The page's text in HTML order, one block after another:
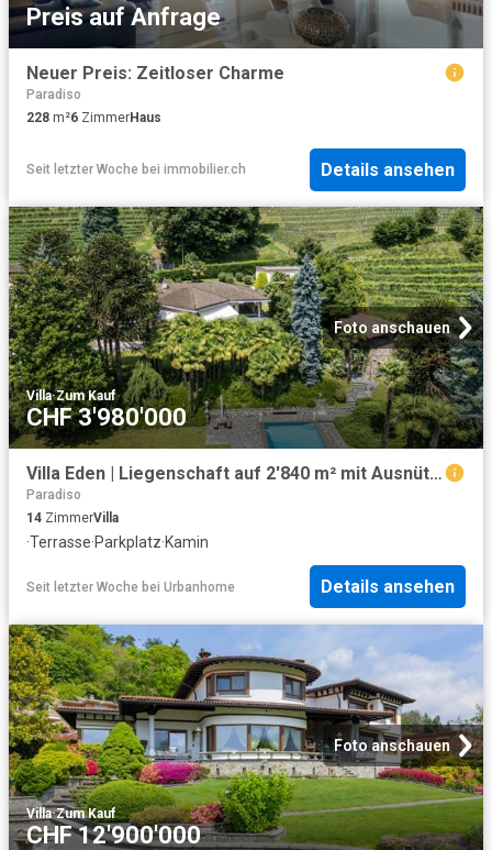
Preis auf Anfrage
Neuer Preis: Zeitloser Charme
Paradiso
228 m²6 ZimmerHaus
Seit letzter Woche bei immobilier.ch Details ansehen
Foto anschauen
Villa·Zum Kauf
CHF 3'980'000
Villa Eden | Liegenschaft auf 2'840 m² mit Ausnützungsreserve
Paradiso
14 ZimmerVilla
·Terrasse·Parkplatz·Kamin
Seit letzter Woche bei Urbanhome Details ansehen
Foto anschauen
Villa·Zum Kauf
CHF 12'900'000